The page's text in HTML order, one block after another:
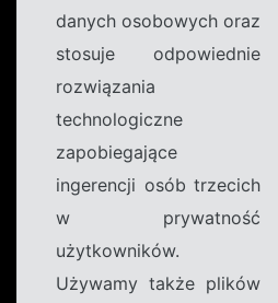
danych osobowych oraz
stosuje odpowiednie
rozwiązania
technologiczne
zapobiegające
ingerencji osób trzecich
w prywatność
użytkowników.
Używamy także plików